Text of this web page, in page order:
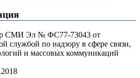
СМИ Эл № ФС77-73043 от
службой по надзору в сфере связи,
и массовых коммуникаций